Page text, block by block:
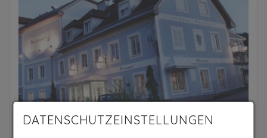
DATENSCHUTZEINSTELLUNGEN